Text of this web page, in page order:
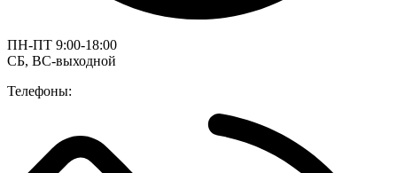
ПН-ПТ 9:00-18:00
СБ, ВС-выходной
Телефоны: